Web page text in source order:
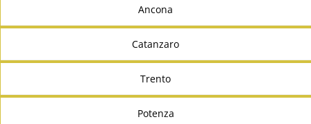
Ancona
Catanzaro
Trento
Potenza